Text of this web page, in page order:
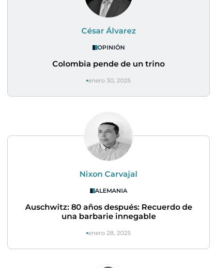
César Álvarez
OPINIÓN
Colombia pende de un trino
enero 30, 2025
Nixon Carvajal
ALEMANIA
Auschwitz: 80 años después: Recuerdo de
una barbarie innegable
enero 28, 2025